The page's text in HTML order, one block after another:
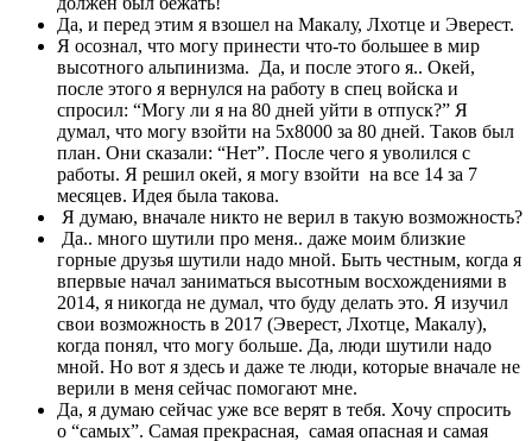
Да, и перед этим я взошел на Макалу, Лхотце и Эверест.
Я осознал, что могу принести что-то большее в мир
высотного альпинизма. Да, и после этого я.. Окей,
после этого я вернулся на работу в спец войска и
спросил: “Могу ли я на 80 дней уйти в отпуск?” Я
думал, что могу взойти на 5х8000 за 80 дней. Таков был
план. Они сказали: “Нет”. После чего я уволился с
работы. Я решил окей, я могу взойти на все 14 за 7
месяцев. Идея была такова.
Я думаю, вначале никто не верил в такую возможность?
Да.. много шутили про меня.. даже моим близкие
горные друзья шутили надо мной. Быть честным, когда я
впервые начал заниматься высотным восхождениями в
2014, я никогда не думал, что буду делать это. Я изучил
свои возможность в 2017 (Эверест, Лхотце, Макалу),
когда понял, что могу больше. Да, люди шутили надо
мной. Но вот я здесь и даже те люди, которые вначале не
верили в меня сейчас помогают мне.
Да, я думаю сейчас уже все верят в тебя. Хочу спросить
о “самых”. Самая прекрасная, самая опасная и самая